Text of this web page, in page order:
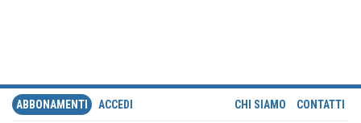
ABBONAMENTI ACCEDI CHI SIAMO CONTATTI